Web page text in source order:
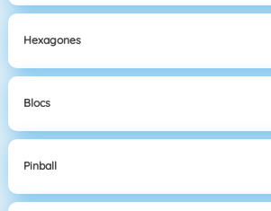
Hexagones
Blocs
Pinball